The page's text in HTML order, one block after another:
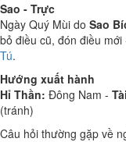
Sao - Trực
Ngày Quý Mùi do Sao
bỏ điều cũ, đón điều
Tú.
Hướng xuất hành
Hỉ Thần: Đông Nam -
(tránh)
Câu hỏi thường gặp về